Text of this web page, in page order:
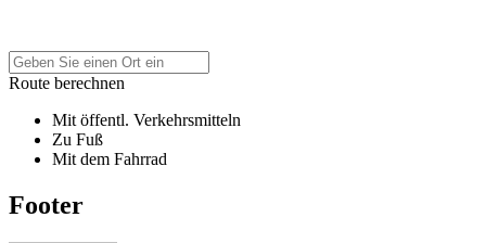
Route berechnen
Mit öffentl. Verkehrsmitteln
Zu Fuß
Mit dem Fahrrad
Footer